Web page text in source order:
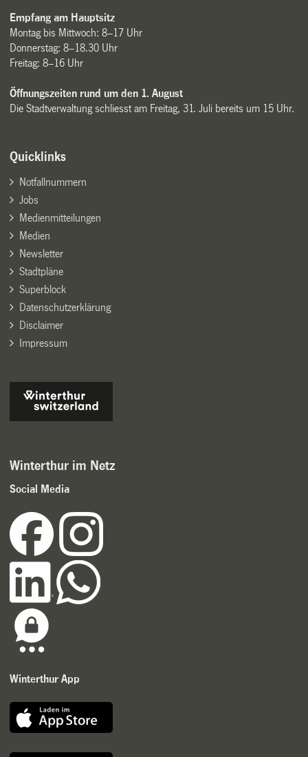
Empfang am Hauptsitz
Montag bis Mittwoch: 8–17 Uhr
Donnerstag: 8–18.30 Uhr
Freitag: 8–16 Uhr
Öffnungszeiten rund um den 1. August
Die Stadtverwaltung schliesst am Freitag, 31. Juli bereits um 15 Uhr.
Quicklinks
Notfallnummern
Jobs
Medienmitteilungen
Medien
Newsletter
Stadtpläne
Superblock
Datenschutzerklärung
Disclaimer
Impressum
Winterthur im Netz
Social Media
Winterthur App